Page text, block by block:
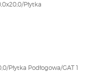
Płytka
Płytka Podłogowa/GAT 1